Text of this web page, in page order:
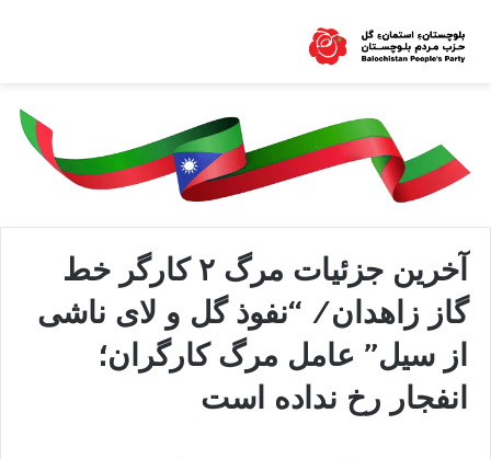
آخرین جزئیات مرگ ۲ کارگر خط
گاز زاهدان/ “نفوذ گل و لای ناشی
از سیل” عامل مرگ کارگران؛
انفجار رخ نداده است